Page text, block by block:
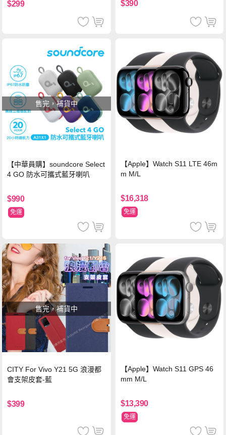
$299 $390
售完，補貨中
【中華員購】soundcore Select
4 GO 防水可攜式藍牙喇叭
$990
免運
【Apple】Watch S11 LTE 46m
m M/L
$16,318
免運
售完，補貨中
CITY For Vivo Y21 5G 浪漫都
會支架皮套-藍
$399
【Apple】Watch S11 GPS 46
mm M/L
$13,390
免運